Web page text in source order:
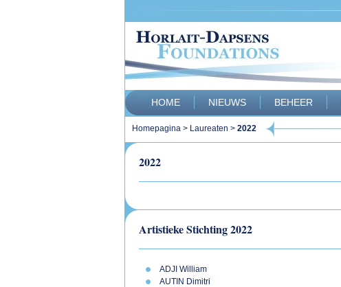
HOME NIEUWS BEHEER
Homepagina > Laureaten > 2022
2022
Artistieke Stichting 2022
ADJI William
AUTIN Dimitri